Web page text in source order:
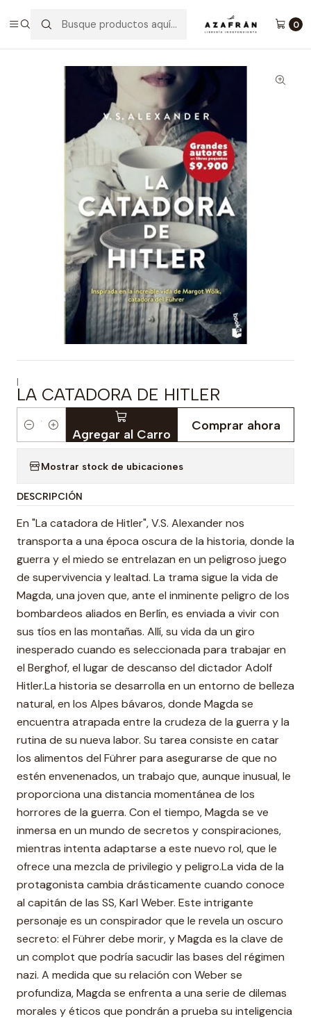
0
Novela Histórica
La Catadora De Hitler
|
LA CATADORA DE HITLER
Cantidad Agregar al Carro
Comprar ahora
Mostrar stock de ubicaciones
DESCRIPCIÓN
En "La catadora de Hitler", V.S. Alexander nos
transporta a una época oscura de la historia, donde la
guerra y el miedo se entrelazan en un peligroso juego
de supervivencia y lealtad. La trama sigue la vida de
Magda, una joven que, ante el inminente peligro de los
bombardeos aliados en Berlín, es enviada a vivir con
sus tíos en las montañas. Allí, su vida da un giro
inesperado cuando es seleccionada para trabajar en
el Berghof, el lugar de descanso del dictador Adolf
Hitler.La historia se desarrolla en un entorno de belleza
natural, en los Alpes bávaros, donde Magda se
encuentra atrapada entre la crudeza de la guerra y la
rutina de su nueva labor. Su tarea consiste en catar
los alimentos del Führer para asegurarse de que no
estén envenenados, un trabajo que, aunque inusual, le
proporciona una distancia momentánea de los
horrores de la guerra. Con el tiempo, Magda se ve
inmersa en un mundo de secretos y conspiraciones,
mientras intenta adaptarse a este nuevo rol, que le
ofrece una mezcla de privilegio y peligro.La vida de la
protagonista cambia drásticamente cuando conoce
al capitán de las SS, Karl Weber. Este intrigante
personaje es un conspirador que le revela un oscuro
secreto: el Führer debe morir, y Magda es la clave de
un complot que podría sacudir las bases del régimen
nazi. A medida que su relación con Weber se
profundiza, Magda se enfrenta a una serie de dilemas
morales y éticos que pondrán a prueba su inteligencia